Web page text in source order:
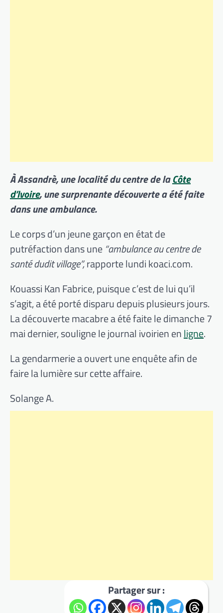
À Assandrè, une localité du centre de laCôte
d’Ivoire, une surprenante découverte a été faite
dans une ambulance.
Le corps d’un jeune garçon en état de
putréfaction dans une “ambulance au centre de
santé dudit village”,rapporte lundi koaci.com.
Kouassi Kan Fabrice, puisque c’est de lui qu’il
s’agit, a été porté disparu depuis plusieurs jours.
La découverte macabre a été faite le dimanche 7
mai dernier, souligne le journal ivoirien enligne.
La gendarmerie a ouvert une enquête afin de
faire la lumière sur cette affaire.
Solange A.
Partager sur :